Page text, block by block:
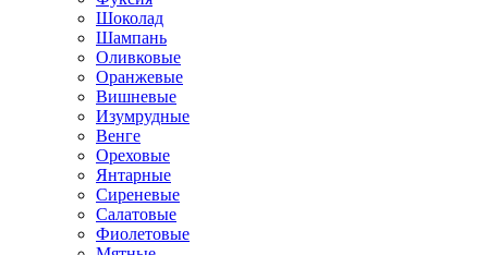
Шоколад
Шампань
Оливковые
Оранжевые
Вишневые
Изумрудные
Венге
Ореховые
Янтарные
Сиреневые
Салатовые
Фиолетовые